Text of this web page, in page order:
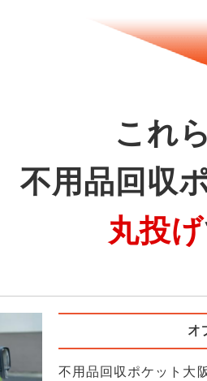
これ
不用品回収
丸投げ
オ
不用品回収ポケット大